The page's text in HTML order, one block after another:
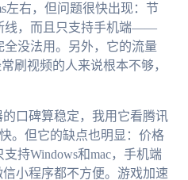
左右，但问题很快出现：节
线，而且只支持手机端——
没法用。另外，它的流量
刷视频的人来说根本不够，
口碑算稳定，我用它看腾讯
。但它的缺点也明显：价格
持Windows和mac，手机端
小程序都不方便。游戏加速